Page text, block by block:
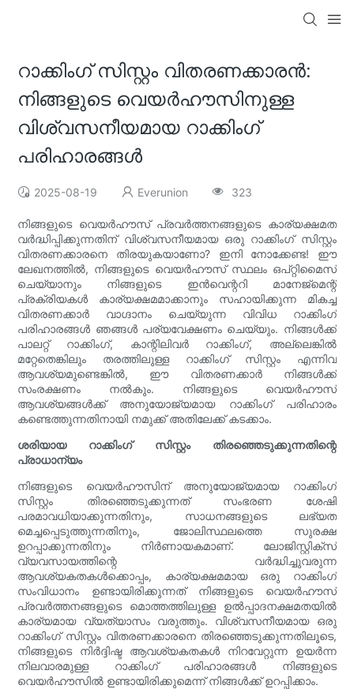
റാക്കിംഗ് സിസ്റ്റം വിതരണക്കാരൻ:
നിങ്ങളുടെ വെയർഹൗസിനുള്ള
വിശ്വസനീയമായ റാക്കിംഗ്
പരിഹാരങ്ങൾ
2025-08-19 Everunion 323
നിങ്ങളുടെ വെയർഹൗസ് പ്രവർത്തനങ്ങളുടെ കാര്യക്ഷമത
വർദ്ധിപ്പിക്കുന്നതിന് വിശ്വസനീയമായ ഒരു റാക്കിംഗ് സിസ്റ്റം
വിതരണക്കാരനെ തിരയുകയാണോ? ഇനി നോക്കേണ്ട! ഈ
ലേഖനത്തിൽ, നിങ്ങളുടെ വെയർഹൗസ് സ്ഥലം ഒപ്റ്റിമൈസ്
ചെയ്യാനും നിങ്ങളുടെ ഇൻവെന്ററി മാനേജ്മെന്റ്
പ്രക്രിയകൾ കാര്യക്ഷമമാക്കാനും സഹായിക്കുന്ന മികച്ച
വിതരണക്കാർ വാഗ്ദാനം ചെയ്യുന്ന വിവിധ റാക്കിംഗ്
പരിഹാരങ്ങൾ ഞങ്ങൾ പര്യവേക്ഷണം ചെയ്യും. നിങ്ങൾക്ക്
പാലറ്റ് റാക്കിംഗ്, കാന്റിലിവർ റാക്കിംഗ്, അല്ലെങ്കിൽ
മറ്റേതെങ്കിലും തരത്തിലുള്ള റാക്കിംഗ് സിസ്റ്റം എന്നിവ
ആവശ്യമുണ്ടെങ്കിൽ, ഈ വിതരണക്കാർ നിങ്ങൾക്ക്
സംരക്ഷണം നൽകും. നിങ്ങളുടെ വെയർഹൗസ്
ആവശ്യങ്ങൾക്ക് അനുയോജ്യമായ റാക്കിംഗ് പരിഹാരം
കണ്ടെത്തുന്നതിനായി നമുക്ക് അതിലേക്ക് കടക്കാം.
ശരിയായ റാക്കിംഗ് സിസ്റ്റം തിരഞ്ഞെടുക്കുന്നതിന്റെ
പ്രാധാന്യം
നിങ്ങളുടെ വെയർഹൗസിന് അനുയോജ്യമായ റാക്കിംഗ്
സിസ്റ്റം തിരഞ്ഞെടുക്കുന്നത് സംഭരണ ശേഷി
പരമാവധിയാക്കുന്നതിനും, സാധനങ്ങളുടെ ലഭ്യത
മെച്ചപ്പെടുത്തുന്നതിനും, ജോലിസ്ഥലത്തെ സുരക്ഷ
ഉറപ്പാക്കുന്നതിനും നിർണായകമാണ്. ലോജിസ്റ്റിക്സ്
വ്യവസായത്തിന്റെ വർദ്ധിച്ചുവരുന്ന
ആവശ്യകതകൾക്കൊപ്പം, കാര്യക്ഷമമായ ഒരു റാക്കിംഗ്
സംവിധാനം ഉണ്ടായിരിക്കുന്നത് നിങ്ങളുടെ വെയർഹൗസ്
പ്രവർത്തനങ്ങളുടെ മൊത്തത്തിലുള്ള ഉൽപ്പാദനക്ഷമതയിൽ
കാര്യമായ വ്യത്യാസം വരുത്തും. വിശ്വസനീയമായ ഒരു
റാക്കിംഗ് സിസ്റ്റം വിതരണക്കാരനെ തിരഞ്ഞെടുക്കുന്നതിലൂടെ,
നിങ്ങളുടെ നിർദ്ദിഷ്ട ആവശ്യകതകൾ നിറവേറ്റുന്ന ഉയർന്ന
നിലവാരമുള്ള റാക്കിംഗ് പരിഹാരങ്ങൾ നിങ്ങളുടെ
വെയർഹൗസിൽ ഉണ്ടായിരിക്കുമെന്ന് നിങ്ങൾക്ക് ഉറപ്പിക്കാം.